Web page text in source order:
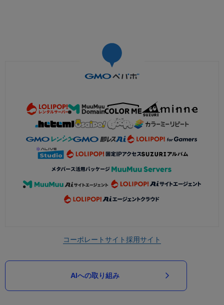
コーポレートサイト採用サイト
AIへの取り組み